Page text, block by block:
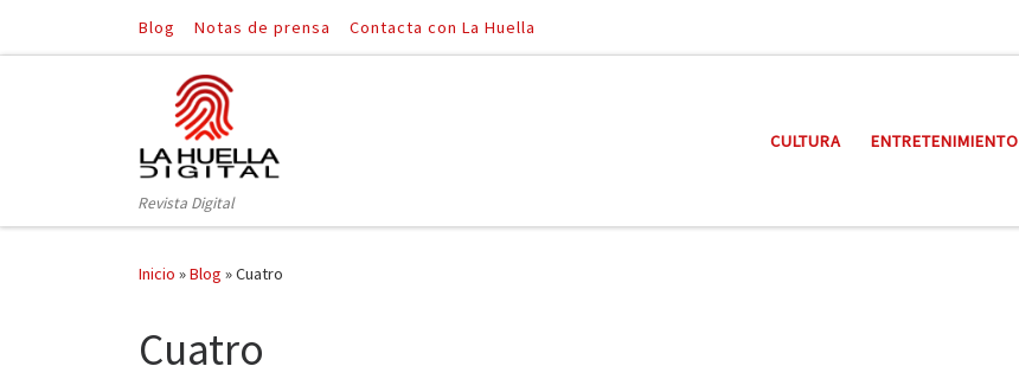
Saltar al contenido
Blog Notas de prensa Contacta con La Huella
Revista Digital
CULTURA ENTRETENIMIENTO
Inicio »Blog »Cuatro
Cuatro